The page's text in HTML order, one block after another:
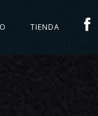
TIENDA